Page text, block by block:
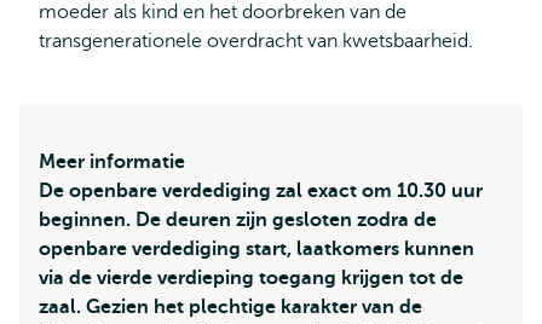
moeder als kind en het doorbreken van de
transgenerationele overdracht van kwetsbaarheid.
Meer informatie
De openbare verdediging zal exact om 10.30 uur
beginnen. De deuren zijn gesloten zodra de
openbare verdediging start, laatkomers kunnen
via de vierde verdieping toegang krijgen tot de
zaal. Gezien het plechtige karakter van de